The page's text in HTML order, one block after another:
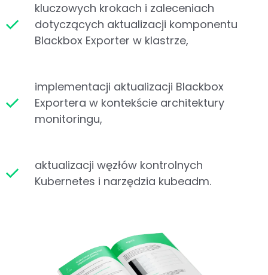
kluczowych krokach i zaleceniach
dotyczących aktualizacji komponentu
Blackbox Exporter w klastrze,
implementacji aktualizacji Blackbox
Exportera w kontekście architektury
monitoringu,
aktualizacji węzłów kontrolnych
Kubernetes i narzędzia kubeadm.